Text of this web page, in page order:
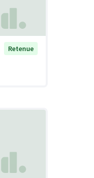
Retenue